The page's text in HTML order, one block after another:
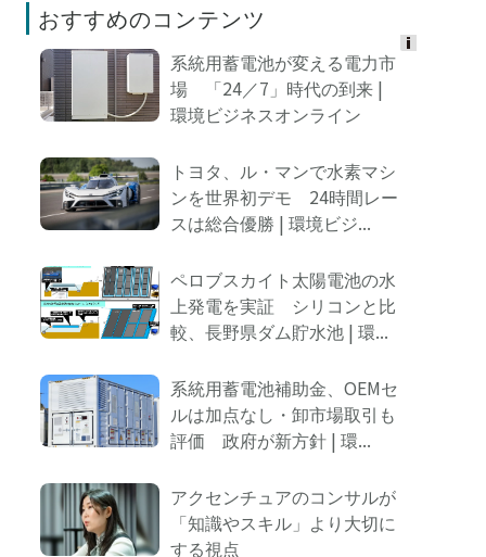
おすすめのコンテンツ
系統用蓄電池が変える電力市
場 「24／7」時代の到来 |
環境ビジネスオンライン
トヨタ、ル・マンで水素マシ
ンを世界初デモ 24時間レー
スは総合優勝 | 環境ビジ...
ペロブスカイト太陽電池の水
上発電を実証 シリコンと比
較、長野県ダム貯水池 | 環...
系統用蓄電池補助金、OEMセ
ルは加点なし・卸市場取引も
評価 政府が新方針 | 環...
アクセンチュアのコンサルが
「知識やスキル」より大切に
する視点